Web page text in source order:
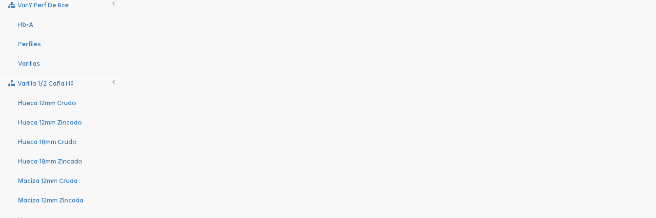
Var.y Perf De Bce
Hb-A
Perfiles
Varillas
Varilla 1/2 Caña Hº
Hueca 12mm Crudo
Hueca 12mm Zincado
Hueca 18mm Crudo
Hueca 18mm Zincado
Maciza 12mm Cruda
Maciza 12mm Zincada